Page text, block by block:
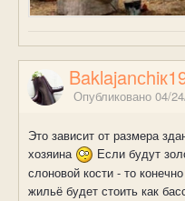
Опубликовано 04/
Это зависит от размера
хозяина
Если будут
слоновой кости - то
жильё будет стоить как